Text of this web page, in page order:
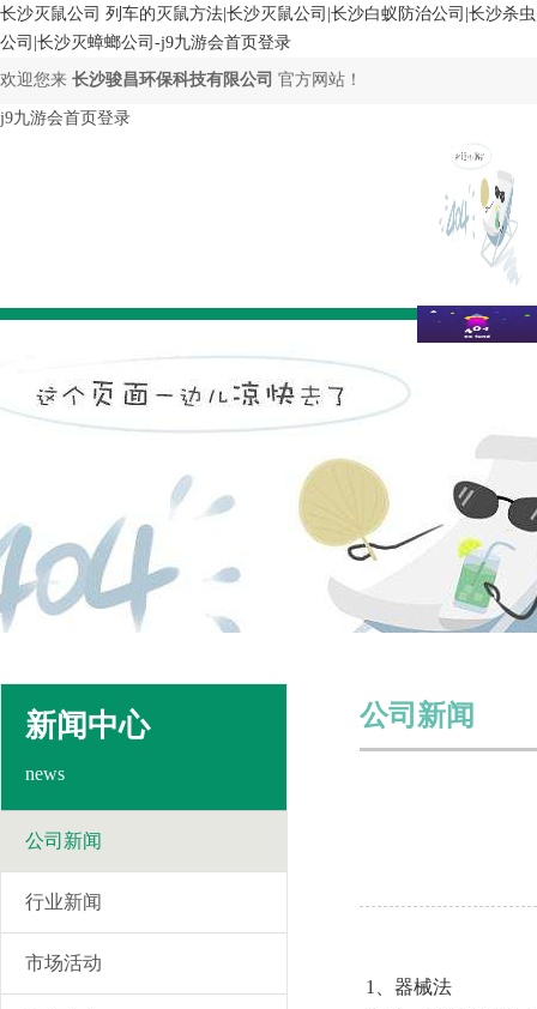
长沙灭鼠公司 列车的灭鼠方法|长沙灭鼠公司|长沙白蚁防治公司|长沙杀虫
公司|长沙灭蟑螂公司-j9九游会首页登录
欢迎您来 长沙骏昌环保科技有限公司 官方网站！
j9九游会首页登录
新闻中心
news
公司新闻
行业新闻
市场活动
公司新闻
1、器械法